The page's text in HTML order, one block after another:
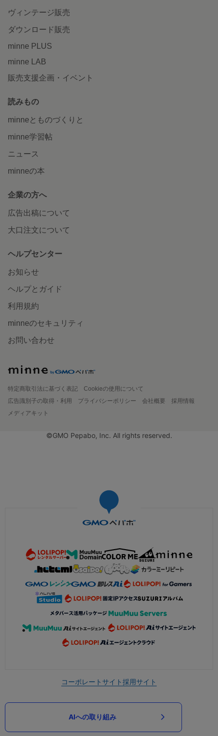
ヴィンテージ販売
ダウンロード販売
minne PLUS
minne LAB
販売支援企画・イベント
読みもの
minneとものづくりと
minne学習帖
ニュース
minneの本
企業の方へ
広告出稿について
大口注文について
ヘルプセンター
お知らせ
ヘルプとガイド
利用規約
minneのセキュリティ
お問い合わせ
特定商取引法に基づく表記
Cookieの使用について
広告識別子の取得・利用
プライバシーポリシー 会社概要
採用情報
メディアキット
©GMO Pepabo, Inc. All rights reserved.
コーポレートサイト採用サイト
AIへの取り組み